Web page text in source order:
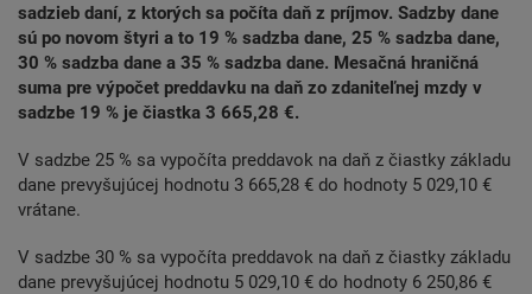
sadzieb daní, z ktorých sa počíta daň z príjmov. Sadzby dane
sú po novom štyri a to 19 % sadzba dane, 25 % sadzba dane,
30 % sadzba dane a 35 % sadzba dane. Mesačná hraničná
suma pre výpočet preddavku na daň zo zdaniteľnej mzdy v
sadzbe 19 % je čiastka 3 665,28 €.
V sadzbe 25 % sa vypočíta preddavok na daň z čiastky základu
dane prevyšujúcej hodnotu 3 665,28 € do hodnoty 5 029,10 €
vrátane.
V sadzbe 30 % sa vypočíta preddavok na daň z čiastky základu
dane prevyšujúcej hodnotu 5 029,10 € do hodnoty 6 250,86 €